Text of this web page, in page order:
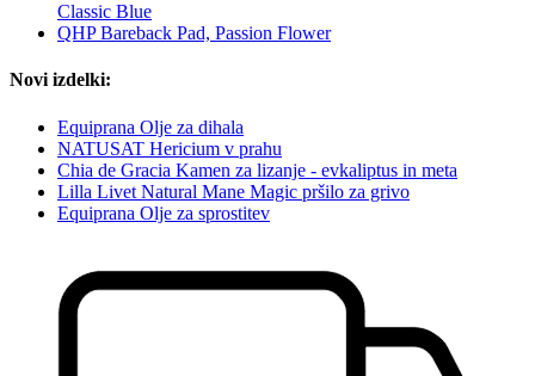
Classic Blue
QHP Bareback Pad, Passion Flower
Novi izdelki:
Equiprana Olje za dihala
NATUSAT Hericium v ​​prahu
Chia de Gracia Kamen za lizanje - evkaliptus in meta
Lilla Livet Natural Mane Magic pršilo za grivo
Equiprana Olje za sprostitev